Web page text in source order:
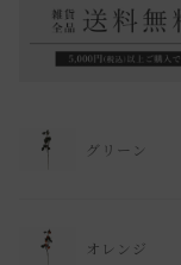
グリーン
オレンジ